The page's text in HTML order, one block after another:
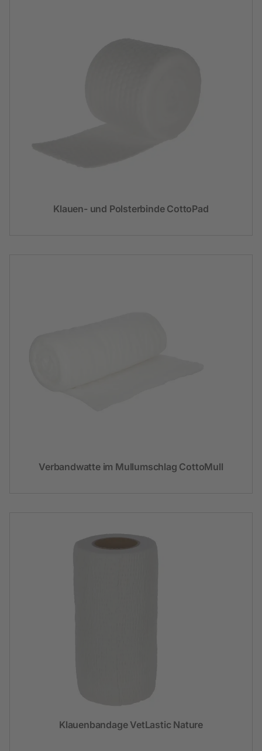
Klauen- und Polsterbinde CottoPad
Verbandwatte im Mullumschlag CottoMull
Klauenbandage VetLastic Nature